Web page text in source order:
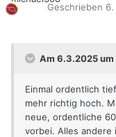
Geschrieben
Am 6.3.2025
Einmal ordentlich
mehr richtig hoch.
neue, ordentliche
vorbei. Alles andere